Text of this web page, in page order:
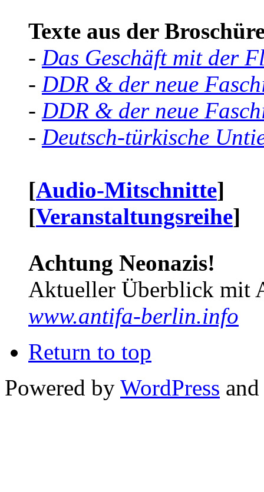
Texte aus der
- Das Geschäft mit der
- DDR & der neue
- DDR & der neue
- Deutsch-türkische
[Audio-Mitschnitte]
[Veranstaltungsreihe]
Achtung Neonazis!
Aktueller Überblick mit
www.antifa-berlin.info
Return to top
Powered by WordPress